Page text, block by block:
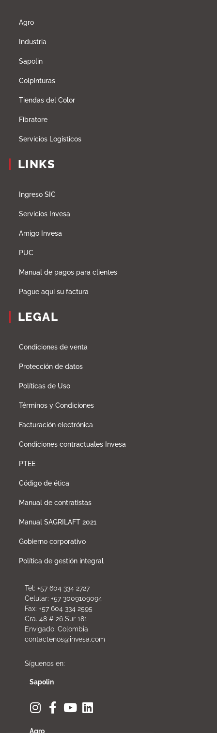
Agro
Industria
Sapolin
Colpinturas
Tiendas del Color
Fibratore
Servicios Logísticos
LINKS
Ingreso SIC
Servicios Invesa
Amigo Invesa
PUC
Manual de pagos para clientes
Pague aqui su factura
LEGAL
Condiciones de venta
Protección de datos
Políticas de Uso
Términos y Condiciones
Facturación electrónica
Condiciones contractuales Invesa
PTEE
Código de ética
Manual de contratistas
Manual SAGRILAFT 2021
Gobierno corporativo
Política de gestión integral
Tel: +57 604 334 2727
Celular: +57 3009109094
Fax: +57 604 334 2595
Cra. 48 # 26 Sur 181
Envigado, Colombia
contactenos@invesa.com
Síguenos en:
Sapolin
Agro